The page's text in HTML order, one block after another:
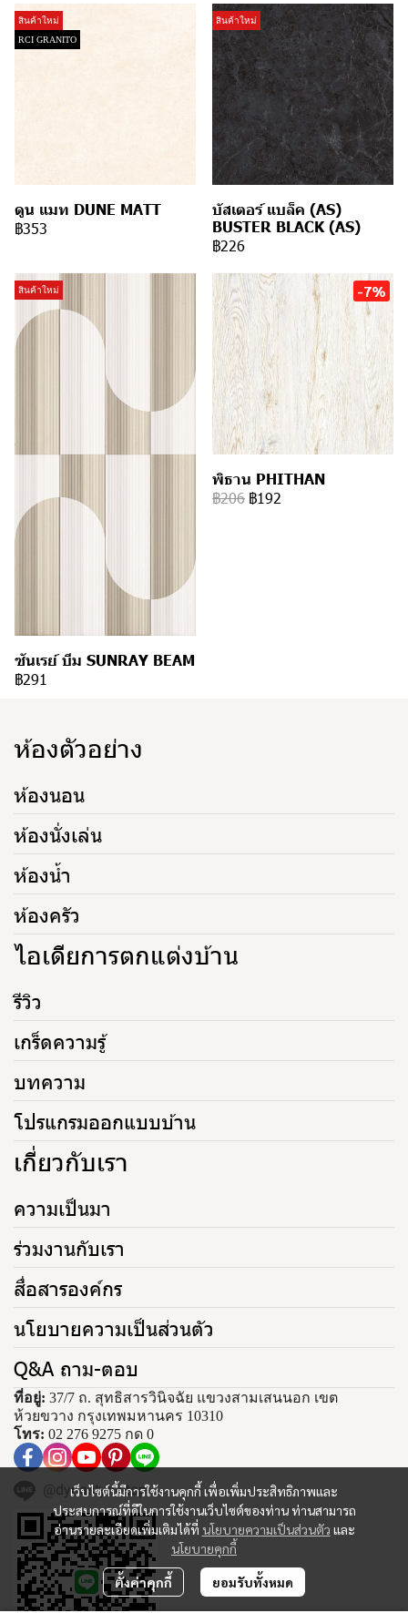
สินค้าใหม่
RCI GRANITO
ดูน แมท DUNE MATT
฿353
สินค้าใหม่
บัสเตอร์ แบล็ค (AS)
BUSTER BLACK (AS)
฿226
สินค้าใหม่
ซันเรย์ บีม SUNRAY BEAM
฿291
-7%
พิธาน PHITHAN
฿206 ฿192
เว็บไซต์นี้มีการใช้งานคุกกี้ เพื่อเพิ่มประสิทธิภาพและ
ประสบการณ์ที่ดีในการใช้งานเว็บไซต์ของท่าน ท่านสามารถ
อ่านรายละเอียดเพิ่มเติมได้ที่ นโยบายความเป็นส่วนตัว และ
นโยบายคุกกี้
ตั้งค่าคุกกี้ ยอมรับทั้งหมด
ห้องตัวอย่าง
ห้องนอน
ห้องนั่งเล่น
ห้องน้ำ
ห้องครัว
ไอเดียการตกแต่งบ้าน
รีวิว
เกร็ดความรู้
บทความ
โปรแกรมออกแบบบ้าน
เกี่ยวกับเรา
ความเป็นมา
ร่วมงานกับเรา
สื่อสารองค์กร
นโยบายความเป็นส่วนตัว
Q&A ถาม-ตอบ
ที่อยู่: 37/7 ถ. สุทธิสารวินิจฉัย แขวงสามเสนนอก เขต
ห้วยขวาง กรุงเทพมหานคร 10310
โทร: 02 276 9275 กด 0
@dynastytiletop